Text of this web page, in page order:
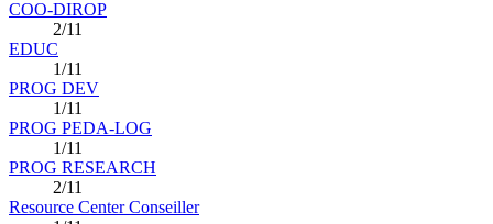
COO-DIROP
2/11
EDUC
1/11
PROG DEV
1/11
PROG PEDA-LOG
1/11
PROG RESEARCH
2/11
Resource Center Conseiller